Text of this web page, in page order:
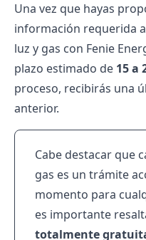
Una vez que hayas
información requerida
luz y gas con Fenie
plazo estimado de 15 a
proceso, recibirás una
anterior.
Cabe destacar que
gas es un trámite
momento para
es importante
totalmente